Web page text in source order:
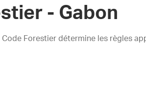
- Gabon
Code Forestier détermine les règles